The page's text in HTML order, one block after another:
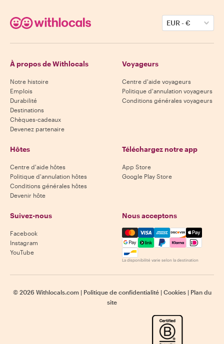
EUR-€
À propos de Withlocals
Notre histoire
Emplois
Durabilité
Destinations
Chèques-cadeaux
Devenez partenaire
Voyageurs
Centre d'aide voyageurs
Politique d'annulation voyageurs
Conditions générales voyageurs
Hôtes
Centre d'aide hôtes
Politique d'annulation hôtes
Conditions générales hôtes
Devenir hôte
Téléchargez notre app
App Store
Google Play Store
Suivez-nous
Facebook
Instagram
YouTube
Nous acceptons
Mastercard, Visa, Amex,
La disponibilité varie selon la destination
© 2026 Withlocals.com | Politique de confidentialité | Cookies | Plan du
site